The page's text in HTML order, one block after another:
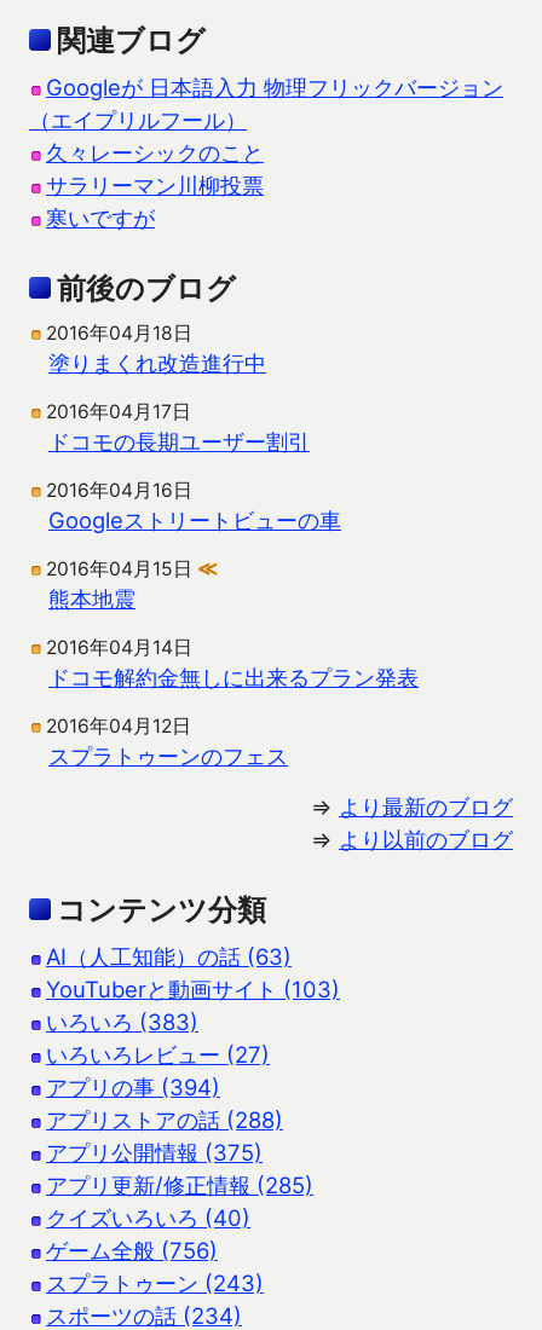
関連ブログ
Googleが 日本語入力 物理フリックバージョン
（エイプリルフール）
久々レーシックのこと
サラリーマン川柳投票
寒いですが
前後のブログ
2016年04月18日
塗りまくれ改造進行中
2016年04月17日
ドコモの長期ユーザー割引
2016年04月16日
Googleストリートビューの車
2016年04月15日 ≪
熊本地震
2016年04月14日
ドコモ解約金無しに出来るプラン発表
2016年04月12日
スプラトゥーンのフェス
⇒ より最新のブログ
⇒ より以前のブログ
コンテンツ分類
AI（人工知能）の話 (63)
YouTuberと動画サイト (103)
いろいろ (383)
いろいろレビュー (27)
アプリの事 (394)
アプリストアの話 (288)
アプリ公開情報 (375)
アプリ更新/修正情報 (285)
クイズいろいろ (40)
ゲーム全般 (756)
スプラトゥーン (243)
スポーツの話 (234)